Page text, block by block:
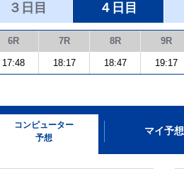
３日目 ４日目
6R 7R 8R 9R
17:48 18:17 18:47 19:17
コンピューター
予想
マイ予想